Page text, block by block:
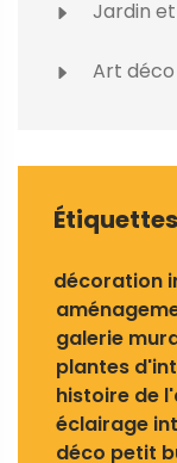
Jardin
Art déco
Étiquettes
décoration
galerie
plantes
histoire de
éclairage
déco petit